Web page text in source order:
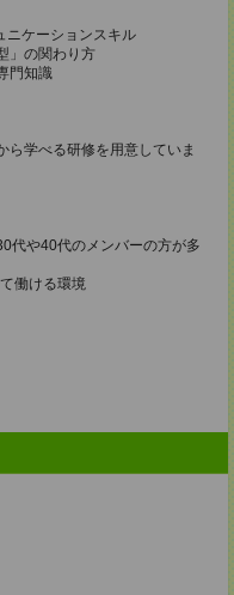
ニケーションスキル
」の関わり方
門知識
学べる研修を用意していま
代や40代のメンバーの方が多
働ける環境